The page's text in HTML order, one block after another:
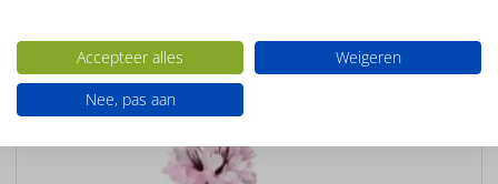
Ook interessant
Accepteer alles
Weigeren
Nee, pas aan